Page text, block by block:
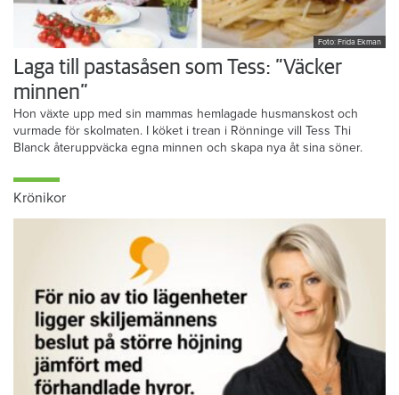
Foto: Frida Ekman
Laga till pastasåsen som Tess: ”Väcker
minnen”
Hon växte upp med sin mammas hemlagade husmanskost och
vurmade för skolmaten. I köket i trean i Rönninge vill Tess Thi
Blanck återuppväcka egna minnen och skapa nya åt sina söner.
Krönikor